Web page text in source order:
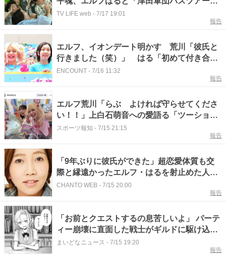
『かまいたちの知らんけど』
TV LIFE web - 7/17 19:01
報告
エルフ、イオンデート明かす 荒川「彼氏と
行きました（笑）」 はる「初めて付き合っ
た彼氏へのプレゼントを」
ENCOUNT - 7/16 11:32
報告
エルフ荒川「らぶ よければ守らせてくださ
い！！」上白石萌音への愛語る「ツーショッ
ト可愛すぎる」
スポーツ報知 - 7/15 21:15
報告
「9年ぶりに彼氏ができた」超恋愛体質も交
際と縁遠かったエルフ・はるを射止めた人生
初の言葉「大切にしたいから」
CHANTO WEB - 7/15 20:00
報告
「お前とクエストするの息苦しいよ」 パーテ
ィー崩壊に直面した戦士がギルドに駆け込ん
だ 泣きつかれた受付のギャルエルフ「へー
まいどなニュース - 7/15 19:20
報告